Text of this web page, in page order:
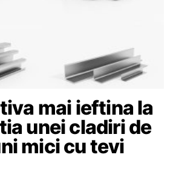
mai ieftina la
unei cladiri de
mici cu tevi